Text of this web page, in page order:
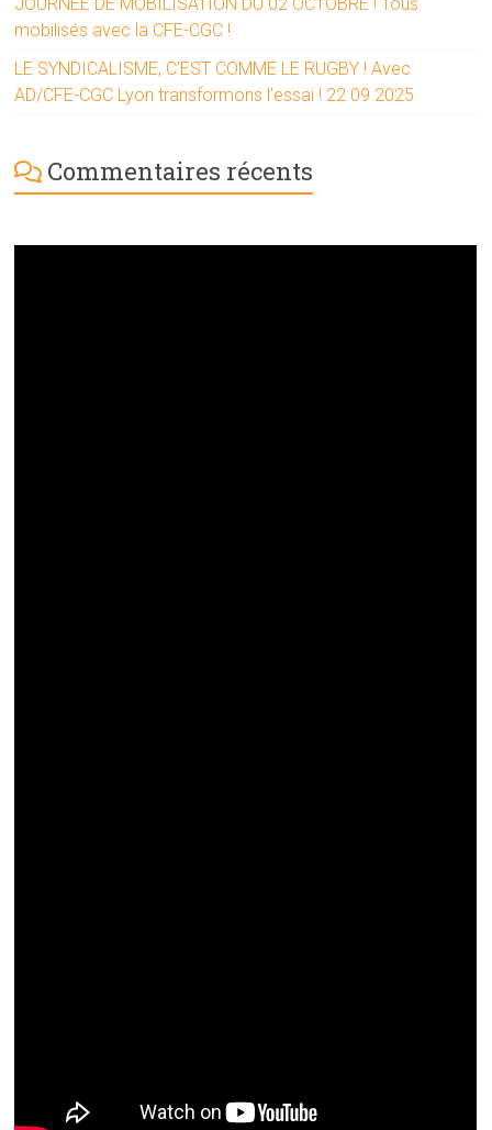
JOURNÉE DE MOBILISATION DU 02 OCTOBRE ! Tous
mobilisés avec la CFE-CGC !
LE SYNDICALISME, C’EST COMME LE RUGBY ! Avec
AD/CFE-CGC Lyon transformons l’essai ! 22 09 2025
Commentaires récents